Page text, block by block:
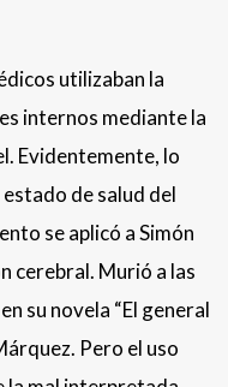
utilizaban la
internos mediante la
Evidentemente, lo
de salud del
se aplicó a Simón
cerebral. Murió a las
su novela “El general
Pero el uso